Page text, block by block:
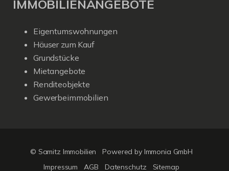
IMMOBILIENANGEBOTE
Eigentumswohnungen
Häuser zum Kauf
Grundstücke
Mietangebote
Renditeobjekte
Gewerbeimmobilien
© Samitz Immobilien
Powered by Immonia GmbH
Impressum
AGB Datenschutz Sitemap